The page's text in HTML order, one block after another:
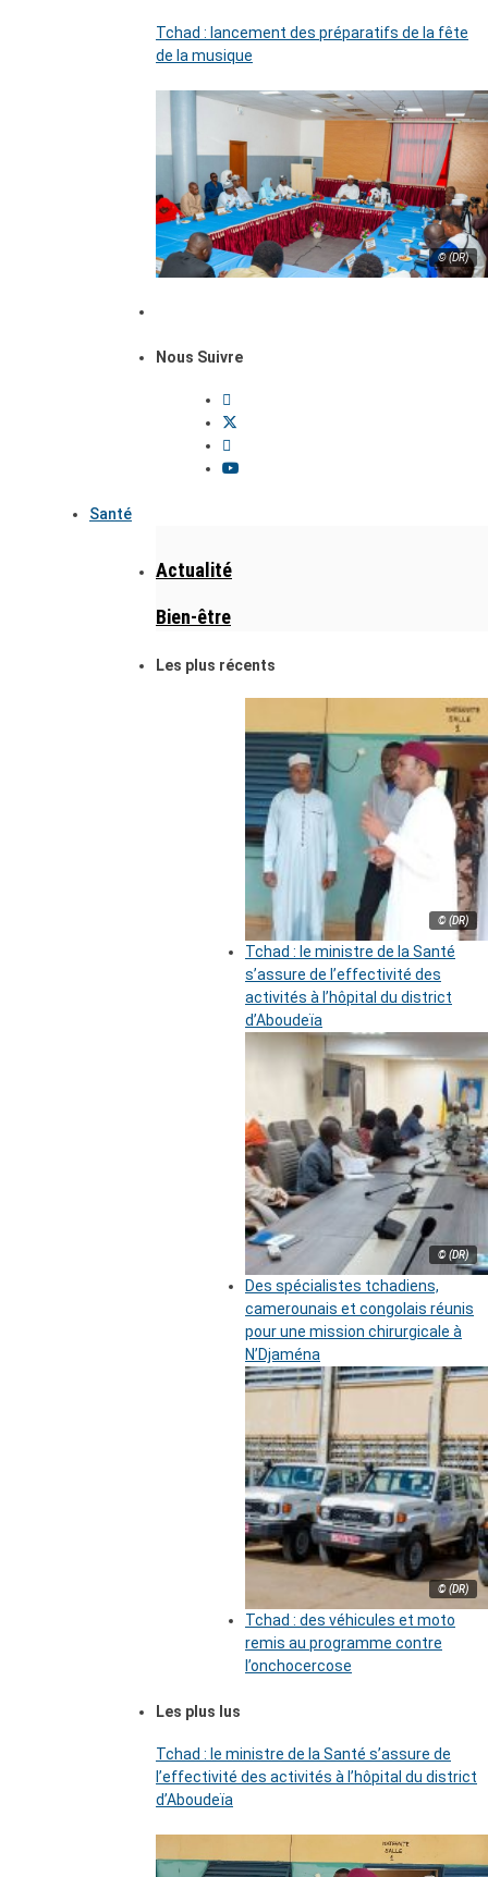
Tchad : lancement des préparatifs de la fête
de la musique
© (DR)
Nous Suivre
Santé
Actualité
Bien-être
Les plus récents
© (DR)
Tchad : le ministre de la Santé
s’assure de l’effectivité des
activités à l’hôpital du district
d’Aboudeïa
© (DR)
Des spécialistes tchadiens,
camerounais et congolais réunis
pour une mission chirurgicale à
N’Djaména
© (DR)
Tchad : des véhicules et moto
remis au programme contre
l’onchocercose
Les plus lus
Tchad : le ministre de la Santé s’assure de
l’effectivité des activités à l’hôpital du district
d’Aboudeïa